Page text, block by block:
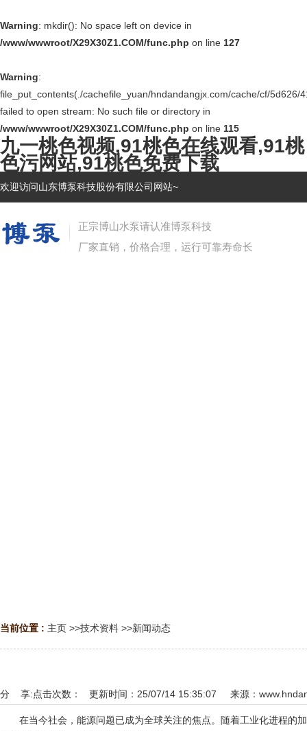
Warning: mkdir(): No space left on device in
/www/wwwroot/X29X30Z1.COM/func.php on line 127
Warning:
file_put_contents(./cachefile_yuan/hndandangjx.com/cache/cf/5d626/
failed to open stream: No such file or directory in
/www/wwwroot/X29X30Z1.COM/func.php on line 115
九一桃色视频,91桃色在线观看,91桃
色污网站,91桃色免费下载
欢迎访问山东博泵科技股份有限公司网站~
正宗博山水泵请认准博泵科技
厂家直销，价格合理，运行可靠寿命长
当前位置 : 主页 >>技术资料 >>新闻动态
点击次数： 更新时间：25/07/14 15:35:07 来源：
分 享:
在当今社会，能源问题已成为全球关注的焦点。随着工业化进程的